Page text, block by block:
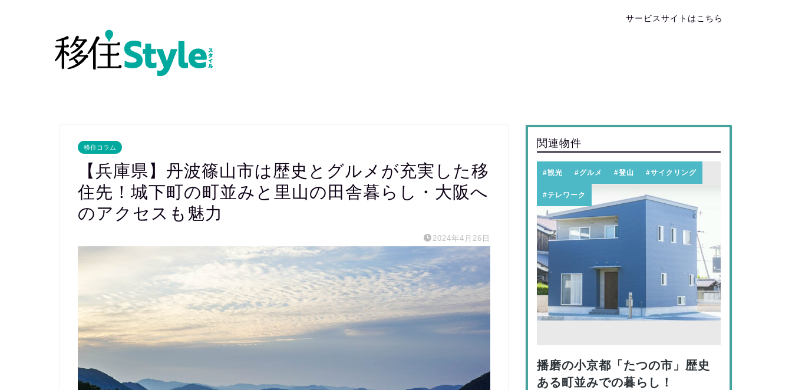
サービスサイトはこちら
移住コラム
【兵庫県】丹波篠山市は歴史とグルメが充実した移
住先！城下町の町並みと里山の田舎暮らし・大阪へ
のアクセスも魅力
2024年4月26日
関連物件
#観光 #グルメ #登山 #サイクリング
#テレワーク
播磨の小京都「たつの市」歴史
ある町並みでの暮らし！